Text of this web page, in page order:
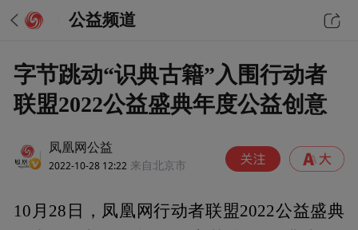
公益频道
字节跳动“识典古籍”入围行动者
联盟2022公益盛典年度公益创意
凤凰网公益
2022-10-28 12:22 来自北京市
10月28日，凤凰网行动者联盟2022公益盛典